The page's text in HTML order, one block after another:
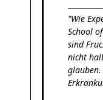
"Wie
School
sind
nicht